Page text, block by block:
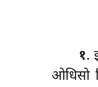
१.
ओधिसो